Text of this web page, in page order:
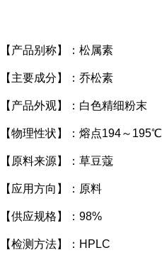
【产品别称】：松属素
【主要成分】：乔松素
【产品外观】：白色精细粉末
【物理性状】：熔点194～195℃
【原料来源】：草豆蔻
【应用方向】：原料
【供应规格】：98%
【检测方法】：HPLC